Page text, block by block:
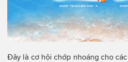
Đây là cơ hội chớp nhoáng cho